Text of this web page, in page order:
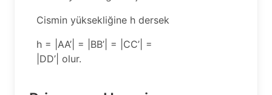
Cismin yüksekliğine h dersek
h = |AA’| = |BB’| = |CC’| =
|DD’| olur.